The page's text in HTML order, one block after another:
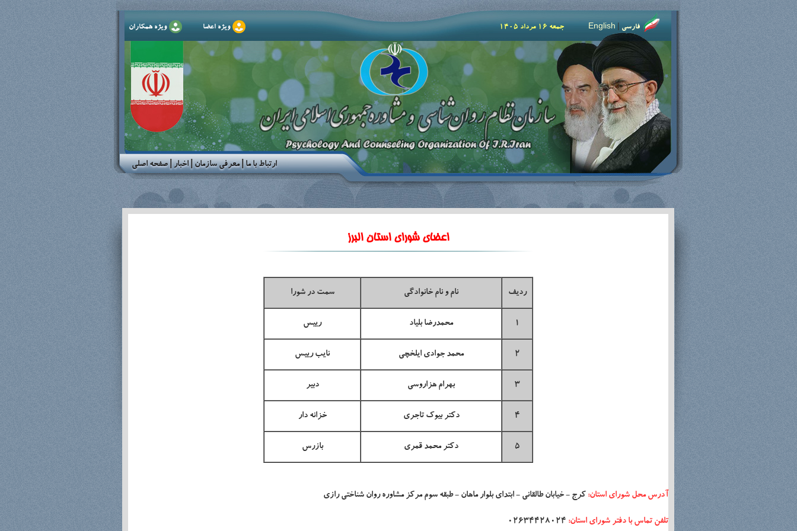
جمعه 16 مرداد 1405 ویژه همکاران ویژه اعضا English فارسی
صفحه اصلی| اخبار| معرفی سازمان| ارتباط با ما
اعضاي شوراي استان البرز
ردیف نام و نام خانوادگی سمت در شورا
1 محمدرضا بلیاد رييس
2 محمد جوادی ایلخچی نايب‌ رييس
3 بهرام هزاروسی دبير
4 دکتر بیوک تاجری خزانه دار
5 دکتر محمد قمری بازرس
آدرس محل شورای استان: کرج - خیابان طالقانی - ابتدای بلوار ماهان - طبقه سوم مرکز مشاوره روان شناختی رازی
تلفن تماس با دفتر شورای استان: 02634428024